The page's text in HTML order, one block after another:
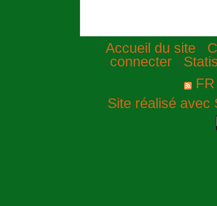
Accueil du site
connecter|
Site réalisé avec